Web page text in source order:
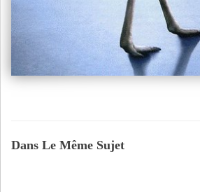
Dans Le Même Sujet